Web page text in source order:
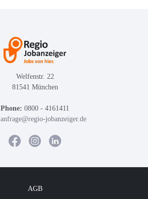
Welfenstr. 22
81541 München
Phone: 0800 - 4161411
anfrage@regio-jobanzeiger.de
AGB